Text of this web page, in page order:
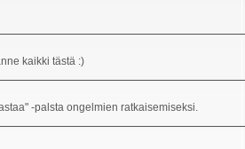
kaikki tästä :)
-palsta ongelmien ratkaisemiseksi.